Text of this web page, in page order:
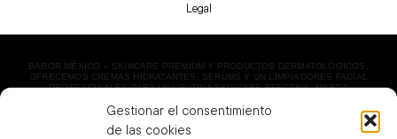
Gestionar el consentimiento
de las cookies
Legal
BABOR MÉXICO – SKINCARE PREMIUM Y PRODUCTOS DERMATOLÓGICOS.
OFRECEMOS CREMAS HIDRATANTES, SERUMS Y UN LIMPIADORES FACIAL
PROFESIONALES PARA UNA RUTINA SKINCARE EFECTIVA. MARCA
COPYRIGHT 2023 BABOR MÉXICO | TODOS LOS DERECHOS RESERVADOS.